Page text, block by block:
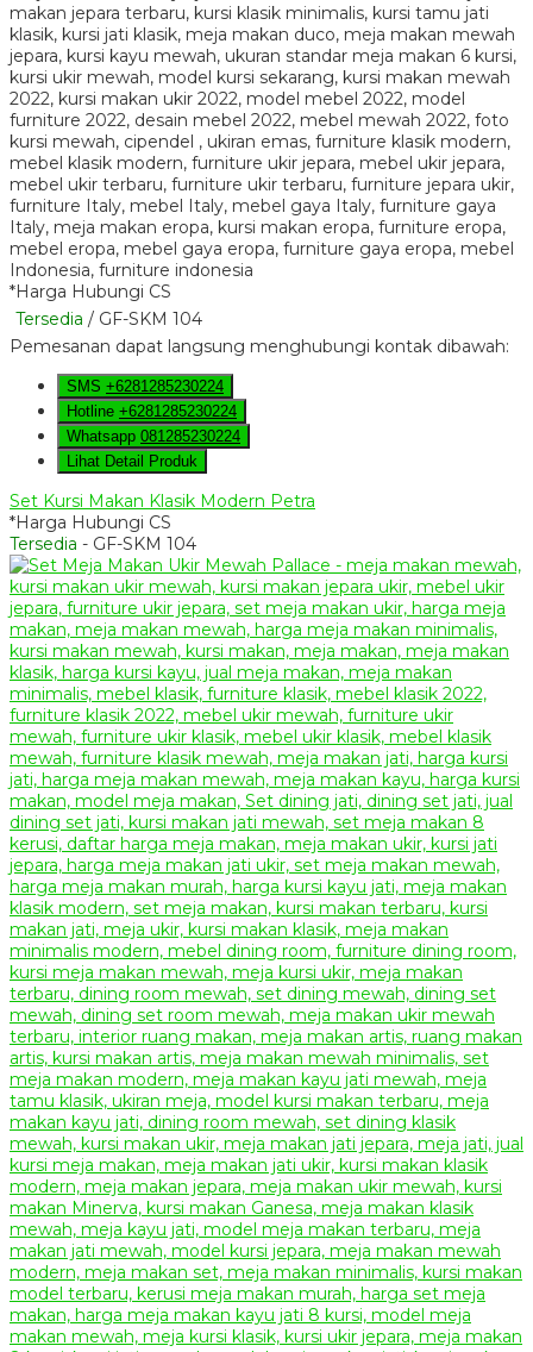
*Harga Hubungi CS
Tersedia / GF-SKM 104
Pemesanan dapat langsung menghubungi kontak dibawah:
SMS +6281285230224
Hotline +6281285230224
Whatsapp 081285230224
Lihat Detail Produk
Set Kursi Makan Klasik Modern Petra
*Harga Hubungi CS
Tersedia - GF-SKM 104